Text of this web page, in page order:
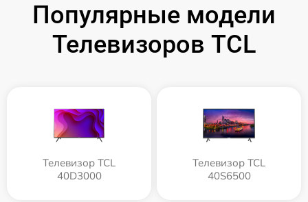
Популярные модели
Телевизоров TCL
Телевизор TCL
40D3000
Телевизор TCL
40S6500